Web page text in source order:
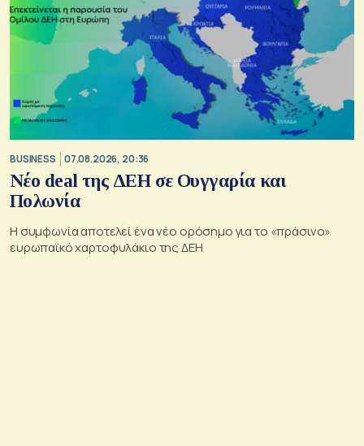
BUSINESS 07.08.2026, 20:36
Νέο deal της ΔΕΗ σε Ουγγαρία και
Πολωνία
Η συμφωνία αποτελεί ένα νέο ορόσημο για το «πράσινο»
ευρωπαϊκό χαρτοφυλάκιο της ΔΕΗ